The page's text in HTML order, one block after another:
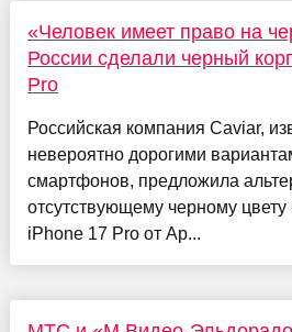
«Человек имеет право на
России сделали черный
Pro
Российская компания Caviar,
невероятно дорогими
смартфонов, предложила
отсутствующему черному цвету
iPhone 17 Pro от Ap...